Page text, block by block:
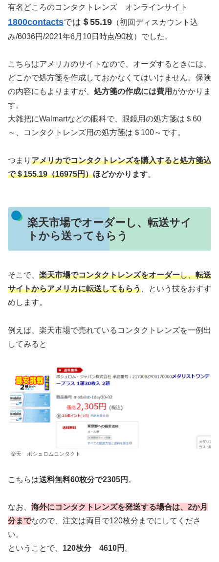
有名どころのコンタクトレンズ オンラインサイト
1800contactsでは ＄55.19 （初回ディスカウント込
み/6036円/2021年6月10日時点/90枚）でした。
こちらはアメリカのサイトなので、オーダするときには、
どこかで処方箋を作成しておかなくてはいけません。保険
の内容にもよりますが、 処方箋の作成には費用 がかかりま
す。
大雑把にWalmartなどの眼科で、眼鏡用の処方箋は＄60
～、コンタクトレンズ用の処方箋は＄100～です。
つまり アメリカでコンタクトレンズを購入すると処方箋込
で＄155.19（16975円）ほどかかります。
楽天市場でオーダーし、転送サイ
トから送ってもらう
そこで、 楽天市場でコンタクトレンズをオーダーし、転送
サイトからアメリカに転送してもらう 、という技をおすす
めします。
例えば、楽天市場で売れているコンタクトレンズを一例出
してみると
楽天 ボシュロムコンタクト
こちらは送料無料60枚分で2305円 。
なお、 海外にコンタクトレンズを発送する場合は、2か月
分までなので、注文は両目で120枚分までにしてくださ
い。
ということで、 120枚分 4610円 。